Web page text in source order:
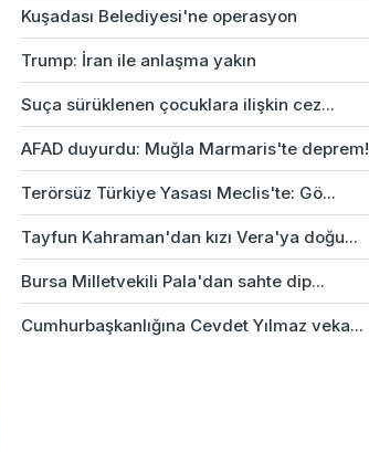
Kuşadası Belediyesi'ne operasyon
Trump: İran ile anlaşma yakın
Suça sürüklenen çocuklara ilişkin cez...
AFAD duyurdu: Muğla Marmaris'te deprem!
Terörsüz Türkiye Yasası Meclis'te: Gö...
Tayfun Kahraman'dan kızı Vera'ya doğu...
Bursa Milletvekili Pala'dan sahte dip...
Cumhurbaşkanlığına Cevdet Yılmaz veka...